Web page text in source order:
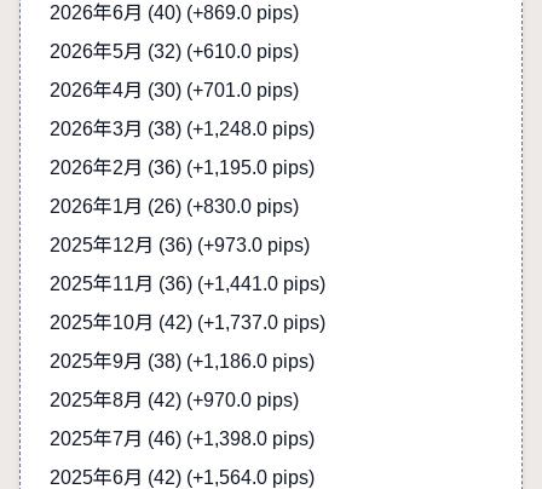
2026年6月 (40) (+869.0 pips)
2026年5月 (32) (+610.0 pips)
2026年4月 (30) (+701.0 pips)
2026年3月 (38) (+1,248.0 pips)
2026年2月 (36) (+1,195.0 pips)
2026年1月 (26) (+830.0 pips)
2025年12月 (36) (+973.0 pips)
2025年11月 (36) (+1,441.0 pips)
2025年10月 (42) (+1,737.0 pips)
2025年9月 (38) (+1,186.0 pips)
2025年8月 (42) (+970.0 pips)
2025年7月 (46) (+1,398.0 pips)
2025年6月 (42) (+1,564.0 pips)